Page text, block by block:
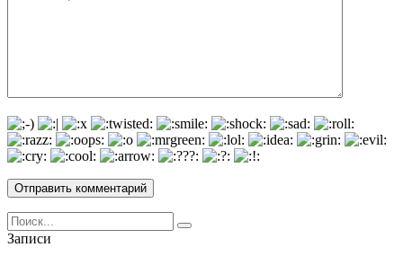
Search
for:
Записи